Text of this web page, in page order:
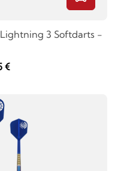
3 Softdarts -
€